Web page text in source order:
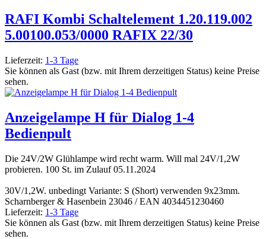
RAFI Kombi Schaltelement 1.20.119.002
5.00100.053/0000 RAFIX 22/30
Lieferzeit: 1-3 Tage
Sie können als Gast (bzw. mit Ihrem derzeitigen Status) keine Preise
sehen.
Anzeigelampe H für Dialog 1-4
Bedienpult
Die 24V/2W Glühlampe wird recht warm. Will mal 24V/1,2W
probieren. 100 St. im Zulauf 05.11.2024
30V/1,2W. unbedingt Variante: S (Short) verwenden 9x23mm.
Scharnberger & Hasenbein 23046 / EAN 4034451230460
Lieferzeit: 1-3 Tage
Sie können als Gast (bzw. mit Ihrem derzeitigen Status) keine Preise
sehen.